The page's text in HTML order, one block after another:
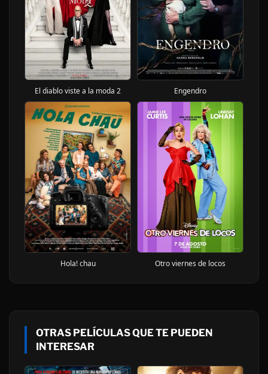
El diablo viste a la moda 2 Engendro
Hola! chau Otro viernes de locos
OTRAS PELÍCULAS QUE TE PUEDEN
INTERESAR